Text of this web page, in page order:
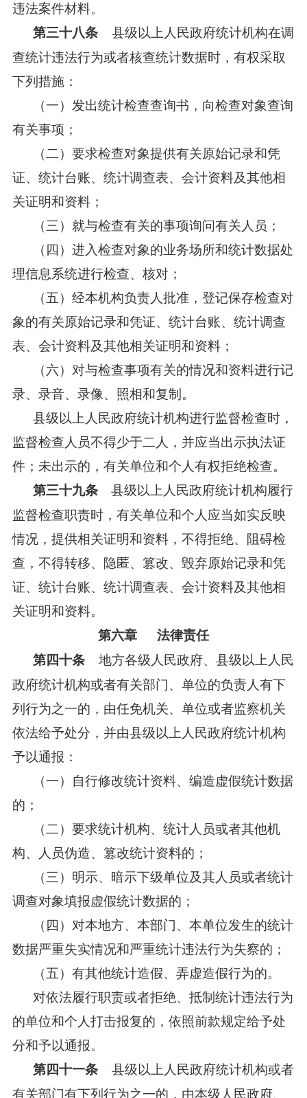
违法案件材料。
第三十八条县级以上人民政府统计机构在调
查统计违法行为或者核查统计数据时，有权采取
下列措施：
（一）发出统计检查查询书，向检查对象查询
有关事项；
（二）要求检查对象提供有关原始记录和凭
证、统计台账、统计调查表、会计资料及其他相
关证明和资料；
（三）就与检查有关的事项询问有关人员；
（四）进入检查对象的业务场所和统计数据处
理信息系统进行检查、核对；
（五）经本机构负责人批准，登记保存检查对
象的有关原始记录和凭证、统计台账、统计调查
表、会计资料及其他相关证明和资料；
（六）对与检查事项有关的情况和资料进行记
录、录音、录像、照相和复制。
县级以上人民政府统计机构进行监督检查时，
监督检查人员不得少于二人，并应当出示执法证
件；未出示的，有关单位和个人有权拒绝检查。
第三十九条县级以上人民政府统计机构履行
监督检查职责时，有关单位和个人应当如实反映
情况，提供相关证明和资料，不得拒绝、阻碍检
查，不得转移、隐匿、篡改、毁弃原始记录和凭
证、统计台账、统计调查表、会计资料及其他相
关证明和资料。
第六章 法律责任
第四十条地方各级人民政府、县级以上人民
政府统计机构或者有关部门、单位的负责人有下
列行为之一的，由任免机关、单位或者监察机关
依法给予处分，并由县级以上人民政府统计机构
予以通报：
（一）自行修改统计资料、编造虚假统计数据
的；
（二）要求统计机构、统计人员或者其他机
构、人员伪造、篡改统计资料的；
（三）明示、暗示下级单位及其人员或者统计
调查对象填报虚假统计数据的；
（四）对本地方、本部门、本单位发生的统计
数据严重失实情况和严重统计违法行为失察的；
（五）有其他统计造假、弄虚造假行为的。
对依法履行职责或者拒绝、抵制统计违法行为
的单位和个人打击报复的，依照前款规定给予处
分和予以通报。
第四十一条县级以上人民政府统计机构或者
有关部门有下列行为之一的，由本级人民政府、